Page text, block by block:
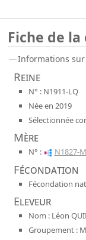
Fiche de la
Informations
Reine
N° : N1911-LQ
Née en 2019
Sélectionnée
Mère
N° : N1827-
Fécondation
Fécondation
Eleveur
Nom : Léon
Groupement :